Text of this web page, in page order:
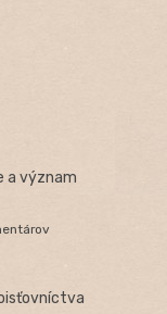
a význam